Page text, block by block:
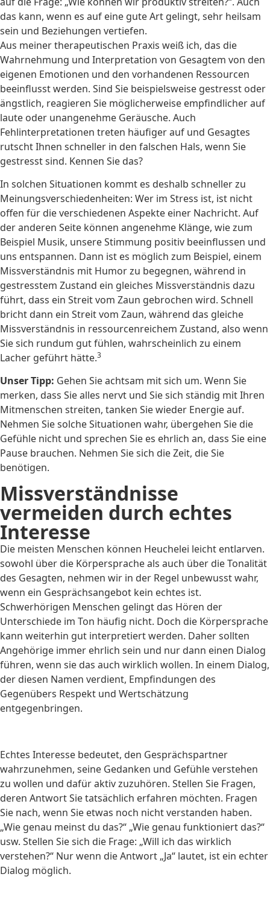
das kann, wenn es auf eine gute Art gelingt, sehr heilsam
sein und Beziehungen vertiefen.
Aus meiner therapeutischen Praxis weiß ich, das die
Wahrnehmung und Interpretation von Gesagtem von den
eigenen Emotionen und den vorhandenen Ressourcen
beeinflusst werden. Sind Sie beispielsweise gestresst oder
ängstlich, reagieren Sie möglicherweise empfindlicher auf
laute oder unangenehme Geräusche. Auch
Fehlinterpretationen treten häufiger auf und Gesagtes
rutscht Ihnen schneller in den falschen Hals, wenn Sie
gestresst sind. Kennen Sie das?
In solchen Situationen kommt es deshalb schneller zu
Meinungsverschiedenheiten: Wer im Stress ist, ist nicht
offen für die verschiedenen Aspekte einer Nachricht. Auf
der anderen Seite können angenehme Klänge, wie zum
Beispiel Musik, unsere Stimmung positiv beeinflussen und
uns entspannen. Dann ist es möglich zum Beispiel, einem
Missverständnis mit Humor zu begegnen, während in
gestresstem Zustand ein gleiches Missverständnis dazu
führt, dass ein Streit vom Zaun gebrochen wird. Schnell
bricht dann ein Streit vom Zaun, während das gleiche
Missverständnis in ressourcenreichem Zustand, also wenn
Sie sich rundum gut fühlen, wahrscheinlich zu einem
Lacher geführt hätte.3
Unser Tipp: Gehen Sie achtsam mit sich um. Wenn Sie
merken, dass Sie alles nervt und Sie sich ständig mit Ihren
Mitmenschen streiten, tanken Sie wieder Energie auf.
Nehmen Sie solche Situationen wahr, übergehen Sie die
Gefühle nicht und sprechen Sie es ehrlich an, dass Sie eine
Pause brauchen. Nehmen Sie sich die Zeit, die Sie
benötigen.
Missverständnisse
vermeiden durch echtes
Interesse
Die meisten Menschen können Heuchelei leicht entlarven.
sowohl über die Körpersprache als auch über die Tonalität
des Gesagten, nehmen wir in der Regel unbewusst wahr,
wenn ein Gesprächsangebot kein echtes ist.
Schwerhörigen Menschen gelingt das Hören der
Unterschiede im Ton häufig nicht. Doch die Körpersprache
kann weiterhin gut interpretiert werden. Daher sollten
Angehörige immer ehrlich sein und nur dann einen Dialog
führen, wenn sie das auch wirklich wollen. In einem Dialog,
der diesen Namen verdient, Empfindungen des
Gegenübers Respekt und Wertschätzung
entgegenbringen.
Echtes Interesse bedeutet, den Gesprächspartner
wahrzunehmen, seine Gedanken und Gefühle verstehen
zu wollen und dafür aktiv zuzuhören. Stellen Sie Fragen,
deren Antwort Sie tatsächlich erfahren möchten. Fragen
Sie nach, wenn Sie etwas noch nicht verstanden haben.
„Wie genau meinst du das?“ „Wie genau funktioniert das?“
usw. Stellen Sie sich die Frage: „Will ich das wirklich
verstehen?“ Nur wenn die Antwort „Ja“ lautet, ist ein echter
Dialog möglich.